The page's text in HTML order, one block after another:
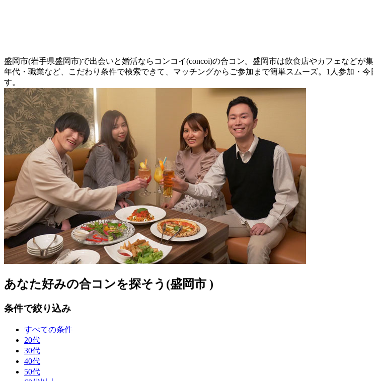
盛岡市(岩手県盛岡市)で出会いと婚活ならコンコイ(concoi)の合コン。盛岡市は飲食店やカフェなど
年代・職業など、こだわり条件で検索できて、マッチングからご参加まで簡単スムーズ。1人参加・
す。
あなた好みの合コンを探そう(盛岡市 )
条件で絞り込み
すべての条件
20代
30代
40代
50代